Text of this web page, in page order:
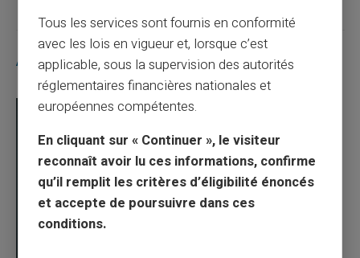
Articles similaires
Tous les services sont fournis en conformité
avec les lois en vigueur et, lorsque c’est
applicable, sous la supervision des autorités
réglementaires financières nationales et
européennes compétentes.
En cliquant sur « Continuer », le visiteur
reconnaît avoir lu ces informations, confirme
qu’il remplit les critères d’éligibilité énoncés
et accepte de poursuivre dans ces
conditions.